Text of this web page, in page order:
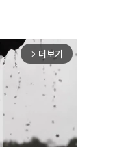
arrow_forward_ios 더보기